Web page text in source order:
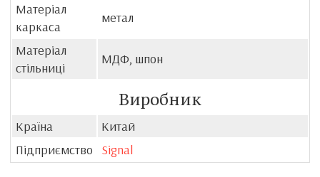
Матеріал
каркаса
метал
Матеріал
стільниці
МДФ, шпон
Виробник
Країна
Китай
Підприємство
Signal